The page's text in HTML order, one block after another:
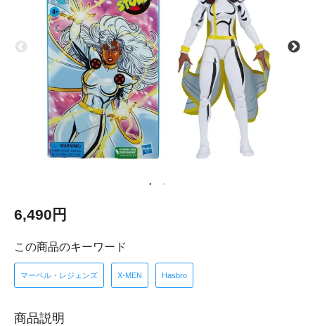
6,490円
この商品のキーワード
マーベル・レジェンズ X-MEN Hasbro
商品説明